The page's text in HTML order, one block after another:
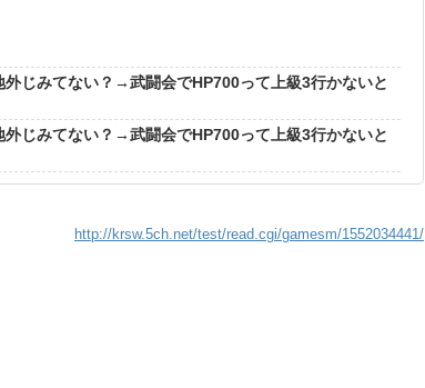
外じみてない？→武闘会でHP700って上級3行かないと
外じみてない？→武闘会でHP700って上級3行かないと
http://krsw.5ch.net/test/read.cgi/gamesm/1552034441/